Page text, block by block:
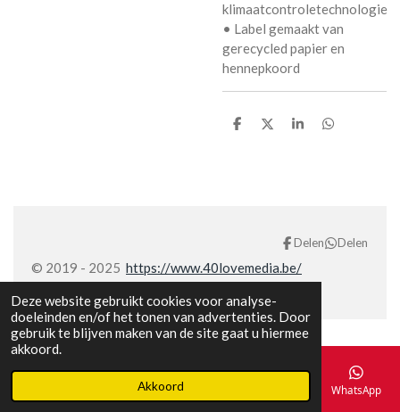
Deze website gebruikt cookies voor analyse-
doeleinden en/of het tonen van advertenties. Door
gebruik te blijven maken van de site gaat u hiermee
akkoord.
Akkoord
klimaatcontroletechnologie
• Label gemaakt van
gerecycled papier en
hennepkoord
D
D
S
D
Delen Delen
© 2019 - 2025 https://www.40lovemedia.be/
Telefoonnummer WhatsApp